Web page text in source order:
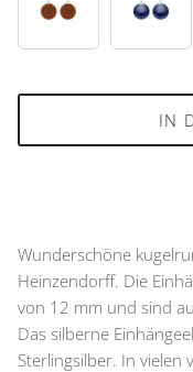
89 46
IN
Wunderschöne
Heinzendorff. Die
von 12 mm und sind
Das silberne
Sterlingsilber. In vielen